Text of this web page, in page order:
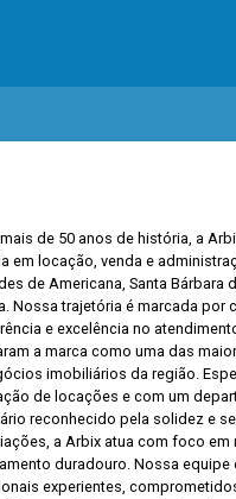
de 50 anos de história, a
em locação, venda e
de Americana, Santa Bárbara
Nossa trajetória é marcada por
e excelência no
a marca como uma das
imobiliários da região.
de locações e com um
reconhecido pela solidez e
a Arbix atua com foco em
duradouro. Nossa equipe
experientes,